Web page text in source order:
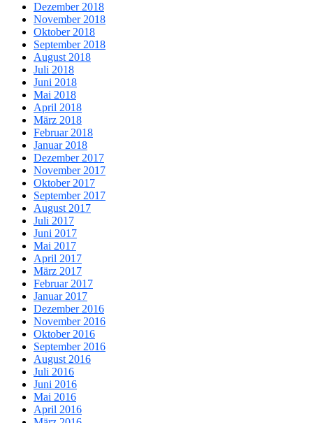
Dezember 2018
November 2018
Oktober 2018
September 2018
August 2018
Juli 2018
Juni 2018
Mai 2018
April 2018
März 2018
Februar 2018
Januar 2018
Dezember 2017
November 2017
Oktober 2017
September 2017
August 2017
Juli 2017
Juni 2017
Mai 2017
April 2017
März 2017
Februar 2017
Januar 2017
Dezember 2016
November 2016
Oktober 2016
September 2016
August 2016
Juli 2016
Juni 2016
Mai 2016
April 2016